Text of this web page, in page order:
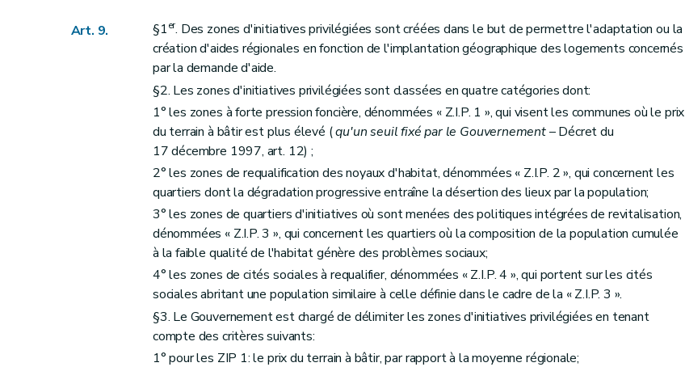
Art. 9. §1er. Des zones d'initiatives privilégiées sont créées dans le but de permettre l'adaptation ou la
création d'aides régionales en fonction de l'implantation géographique des logements concernés
par la demande d'aide.
§2. Les zones d'initiatives privilégiées sont classées en quatre catégories dont:
1° les zones à forte pression foncière, dénommées « Z.I.P. 1 », qui visent les communes où le prix
du terrain à bâtir est plus élevé (qu'un seuil fixé par le Gouvernement– Décret du
17 décembre 1997, art. 12) ;
2° les zones de requalification des noyaux d'habitat, dénommées « Z.I.P. 2 », qui concernent les
quartiers dont la dégradation progressive entraîne la désertion des lieux par la population;
3° les zones de quartiers d'initiatives où sont menées des politiques intégrées de revitalisation,
dénommées « Z.I.P. 3 », qui concernent les quartiers où la composition de la population cumulée
à la faible qualité de l'habitat génère des problèmes sociaux;
4° les zones de cités sociales à requalifier, dénommées « Z.I.P. 4 », qui portent sur les cités
sociales abritant une population similaire à celle définie dans le cadre de la « Z.I.P. 3 ».
§3. Le Gouvernement est chargé de délimiter les zones d'initiatives privilégiées en tenant
compte des critères suivants:
1° pour les ZIP 1: le prix du terrain à bâtir, par rapport à la moyenne régionale;